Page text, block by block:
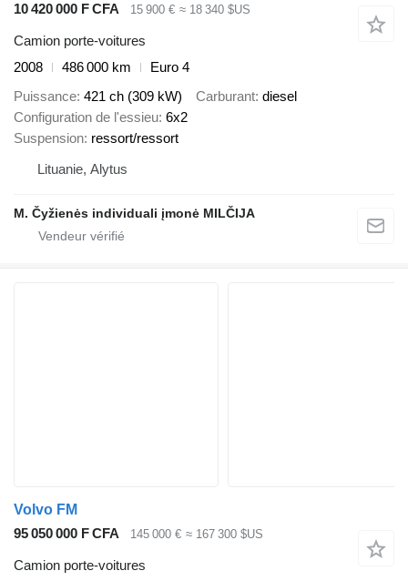
10 420 000 F CFA
15 900 € ≈ 18 340 $US
Camion porte-voitures
2008
486 000 km
Euro 4
Puissance 421 ch (309 kW) Carburant diesel
Configuration de l'essieu 6x2
Suspension ressort/ressort
Lituanie, Alytus
M. Čyžienės individuali įmonė MILČIJA
Volvo FM
95 050 000 F CFA
145 000 € ≈ 167 300 $US
Camion porte-voitures